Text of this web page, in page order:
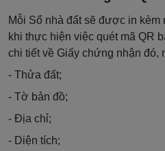
Mỗi Sổ nhà đất sẽ được in kèm
khi thực hiện việc quét mã QR
chi tiết về Giấy chứng nhận đó,
- Thửa đất;
- Tờ bản đồ;
- Địa chỉ;
- Diện tích;